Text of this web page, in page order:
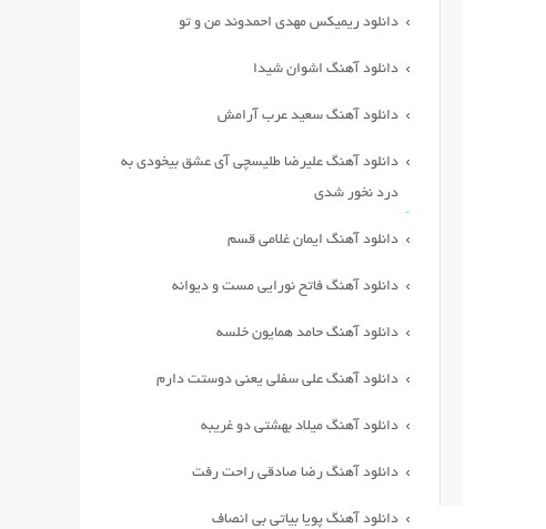
دانلود ریمیکس مهدی احمدوند من و تو
دانلود آهنگ اشوان شیدا
دانلود آهنگ سعید عرب آرامش
دانلود آهنگ علیرضا طلیسچی آی عشق بیخودی به
درد نخور شدی
دانلود آهنگ ایمان غلامی قسم
دانلود آهنگ فاتح نورایی مست و دیوانه
دانلود آهنگ حامد همایون خلسه
دانلود آهنگ علی سفلی یعنی دوستت دارم
دانلود آهنگ میلاد بهشتی دو غریبه
دانلود آهنگ رضا صادقی راحت رفت
دانلود آهنگ پویا بیاتی بی انصاف